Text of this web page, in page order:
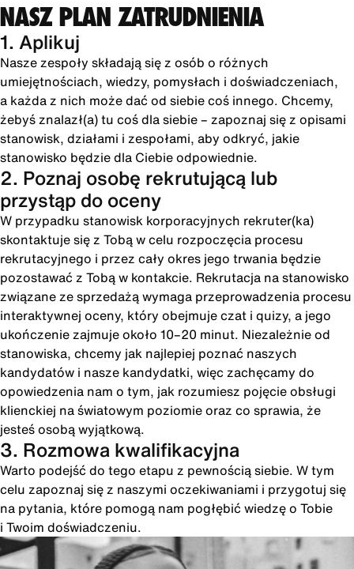
NASZ PLAN ZATRUDNIENIA
1. Aplikuj
Nasze zespoły składają się z osób o różnych
umiejętnościach, wiedzy, pomysłach i doświadczeniach,
a każda z nich może dać od siebie coś innego. Chcemy,
żebyś znalazł(a) tu coś dla siebie – zapoznaj się z opisami
stanowisk, działami i zespołami, aby odkryć, jakie
stanowisko będzie dla Ciebie odpowiednie.
2. Poznaj osobę rekrutującą lub
przystąp do oceny
W przypadku stanowisk korporacyjnych rekruter(ka)
skontaktuje się z Tobą w celu rozpoczęcia procesu
rekrutacyjnego i przez cały okres jego trwania będzie
pozostawać z Tobą w kontakcie. Rekrutacja na stanowisko
związane ze sprzedażą wymaga przeprowadzenia procesu
interaktywnej oceny, który obejmuje czat i quizy, a jego
ukończenie zajmuje około 10–20 minut. Niezależnie od
stanowiska, chcemy jak najlepiej poznać naszych
kandydatów i nasze kandydatki, więc zachęcamy do
opowiedzenia nam o tym, jak rozumiesz pojęcie obsługi
klienckiej na światowym poziomie oraz co sprawia, że
jesteś osobą wyjątkową.
3. Rozmowa kwalifikacyjna
Warto podejść do tego etapu z pewnością siebie. W tym
celu zapoznaj się z naszymi oczekiwaniami i przygotuj się
na pytania, które pomogą nam pogłębić wiedzę o Tobie
i Twoim doświadczeniu.